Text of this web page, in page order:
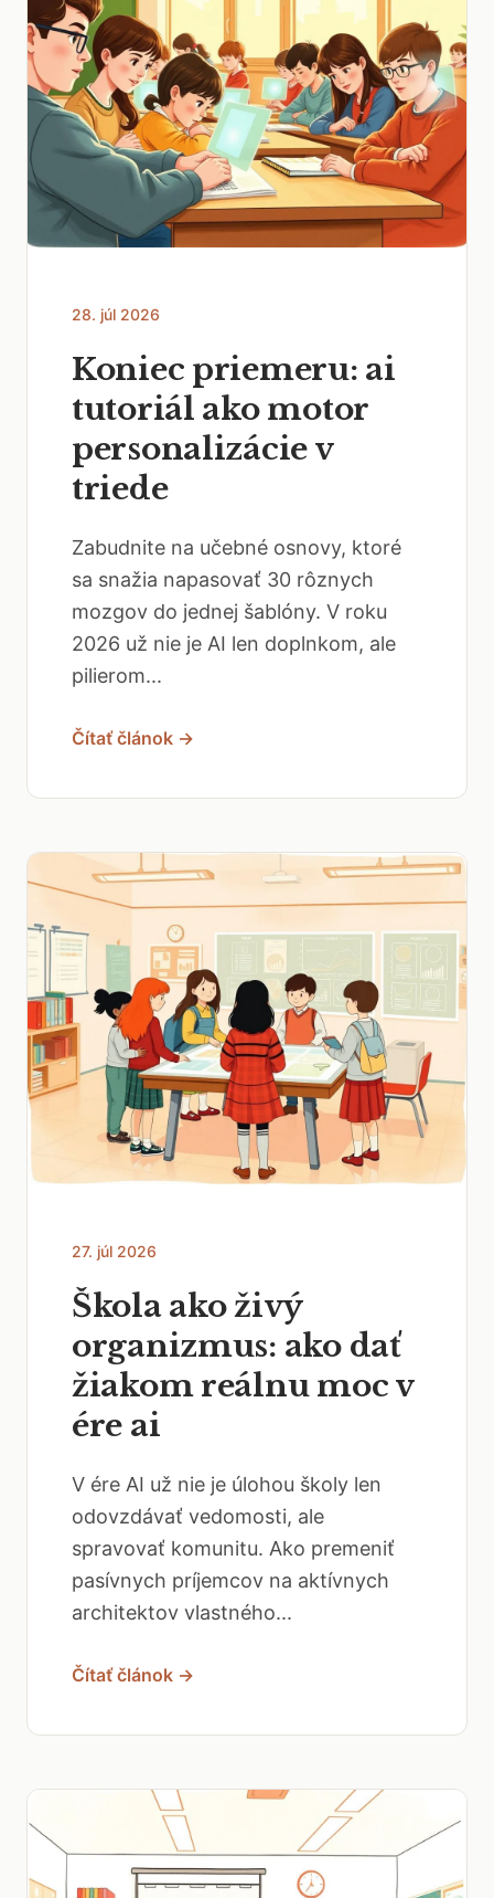
28. júl 2026
Koniec priemeru: ai
tutoriál ako motor
personalizácie v
triede
Zabudnite na učebné osnovy, ktoré
sa snažia napasovať 30 rôznych
mozgov do jednej šablóny. V roku
2026 už nie je AI len doplnkom, ale
pilierom...
Čítať článok →
27. júl 2026
Škola ako živý
organizmus: ako dať
žiakom reálnu moc v
ére ai
V ére AI už nie je úlohou školy len
odovzdávať vedomosti, ale
spravovať komunitu. Ako premeniť
pasívnych príjemcov na aktívnych
architektov vlastného...
Čítať článok →